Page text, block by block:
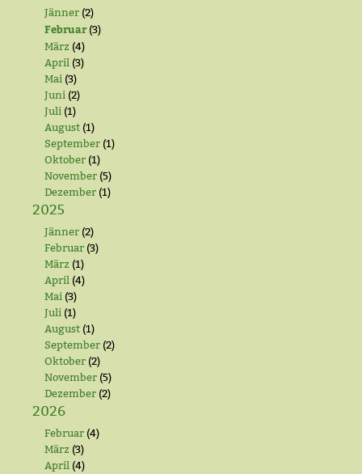
Jänner (2)
Februar(3)
März (4)
April (3)
Mai (3)
Juni (2)
Juli (1)
August (1)
September (1)
Oktober (1)
November (5)
Dezember (1)
2025
Jänner (2)
Februar (3)
März (1)
April (4)
Mai (3)
Juli (1)
August (1)
September (2)
Oktober (2)
November (5)
Dezember (2)
2026
Februar (4)
März (3)
April (4)